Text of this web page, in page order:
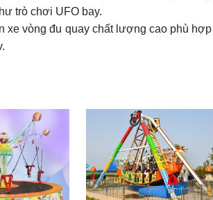
trò chơi UFO bay.
xe vòng đu quay chất lượng cao phù